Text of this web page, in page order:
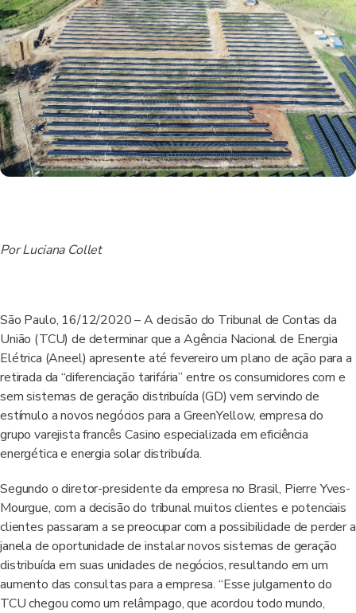
Por Luciana Collet
São Paulo, 16/12/2020 – A decisão do Tribunal de Contas da
União (TCU) de determinar que a Agência Nacional de Energia
Elétrica (Aneel) apresente até fevereiro um plano de ação para a
retirada da “diferenciação tarifária” entre os consumidores com e
sem sistemas de geração distribuída (GD) vem servindo de
estímulo a novos negócios para a GreenYellow, empresa do
grupo varejista francês Casino especializada em eficiência
energética e energia solar distribuída.
Segundo o diretor-presidente da empresa no Brasil, Pierre Yves-
Mourgue, com a decisão do tribunal muitos clientes e potenciais
clientes passaram a se preocupar com a possibilidade de perder a
janela de oportunidade de instalar novos sistemas de geração
distribuída em suas unidades de negócios, resultando em um
aumento das consultas para a empresa. “Esse julgamento do
TCU chegou como um relâmpago, que acordou todo mundo,